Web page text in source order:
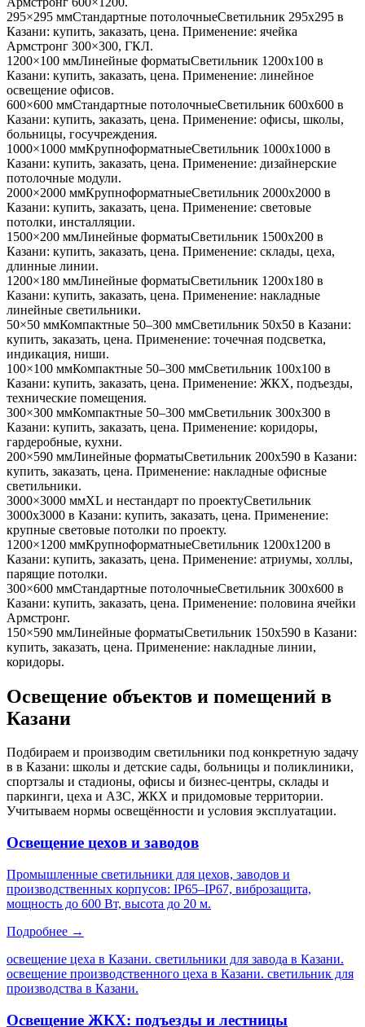
295×295 ммСтандартные потолочныеСветильник 295x295 в
Казани: купить, заказать, цена. Применение: ячейка
Армстронг 300×300, ГКЛ.
1200×100 ммЛинейные форматыСветильник 1200x100 в
Казани: купить, заказать, цена. Применение: линейное
освещение офисов.
600×600 ммСтандартные потолочныеСветильник 600x600 в
Казани: купить, заказать, цена. Применение: офисы, школы,
больницы, госучреждения.
1000×1000 ммКрупноформатныеСветильник 1000x1000 в
Казани: купить, заказать, цена. Применение: дизайнерские
потолочные модули.
2000×2000 ммКрупноформатныеСветильник 2000x2000 в
Казани: купить, заказать, цена. Применение: световые
потолки, инсталляции.
1500×200 ммЛинейные форматыСветильник 1500x200 в
Казани: купить, заказать, цена. Применение: склады, цеха,
длинные линии.
1200×180 ммЛинейные форматыСветильник 1200x180 в
Казани: купить, заказать, цена. Применение: накладные
линейные светильники.
50×50 ммКомпактные 50–300 ммСветильник 50x50 в Казани:
купить, заказать, цена. Применение: точечная подсветка,
индикация, ниши.
100×100 ммКомпактные 50–300 ммСветильник 100x100 в
Казани: купить, заказать, цена. Применение: ЖКХ, подъезды,
технические помещения.
300×300 ммКомпактные 50–300 ммСветильник 300x300 в
Казани: купить, заказать, цена. Применение: коридоры,
гардеробные, кухни.
200×590 ммЛинейные форматыСветильник 200x590 в Казани:
купить, заказать, цена. Применение: накладные офисные
светильники.
3000×3000 ммXL и нестандарт по проектуСветильник
3000x3000 в Казани: купить, заказать, цена. Применение:
крупные световые потолки по проекту.
1200×1200 ммКрупноформатныеСветильник 1200x1200 в
Казани: купить, заказать, цена. Применение: атриумы, холлы,
парящие потолки.
300×600 ммСтандартные потолочныеСветильник 300x600 в
Казани: купить, заказать, цена. Применение: половина ячейки
Армстронг.
150×590 ммЛинейные форматыСветильник 150x590 в Казани:
купить, заказать, цена. Применение: накладные линии,
коридоры.
Освещение объектов и помещений в
Казани
Подбираем и производим светильники под конкретную задачу
в в Казани: школы и детские сады, больницы и поликлиники,
спортзалы и стадионы, офисы и бизнес-центры, склады и
паркинги, цеха и АЗС, ЖКХ и придомовые территории.
Учитываем нормы освещённости и условия эксплуатации.
Освещение цехов и заводов
Промышленные светильники для цехов, заводов и
производственных корпусов: IP65–IP67, виброзащита,
мощность до 600 Вт, высота до 20 м.
Подробнее →
освещение цеха в Казани. светильники для завода в Казани.
освещение производственного цеха в Казани. светильник для
производства в Казани.
Освещение ЖКХ: подъезды и лестницы